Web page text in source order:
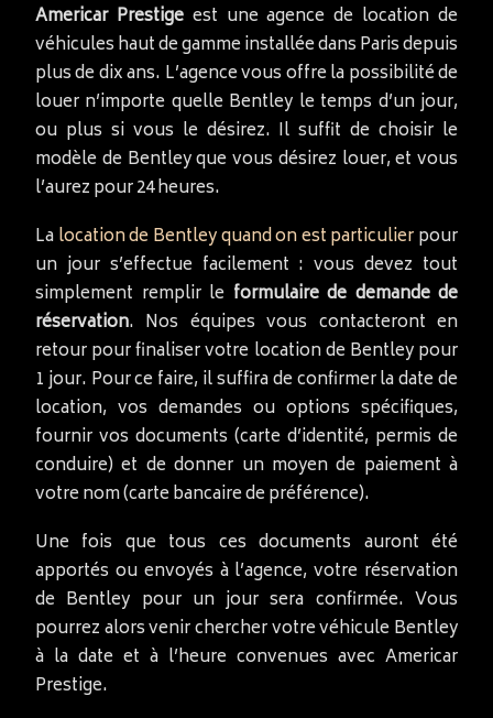
Americar Prestigeest une agence de location de
véhicules haut de gamme installée dans Paris depuis
plus de dix ans. L’agence vous offre la possibilité de
louer n’importe quelle Bentley le temps d’un jour,
ou plus si vous le désirez. Il suffit de choisir le
modèle de Bentley que vous désirez louer, et vous
l’aurez pour 24 heures.
Lalocation de Bentley quand on est particulierpour
un jour s’effectue facilement : vous devez tout
simplement remplir le formulaire de demande de
réservation. Nos équipes vous contacteront en
retour pour finaliser votre location de Bentley pour
1 jour. Pour ce faire, il suffira de confirmer la date de
location, vos demandes ou options spécifiques,
fournir vos documents (carte d’identité, permis de
conduire) et de donner un moyen de paiement à
votre nom (carte bancaire de préférence).
Une fois que tous ces documents auront été
apportés ou envoyés à l’agence, votre réservation
de Bentley pour un jour sera confirmée. Vous
pourrez alors venir chercher votre véhicule Bentley
à la date et à l’heure convenues avec Americar
Prestige.